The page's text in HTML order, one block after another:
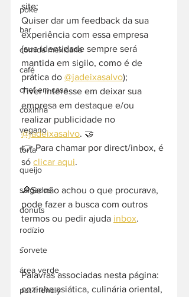
poke
bar
comida mexicana
café
chef em casa
coxinha
vegano
torta
queijo
salgados
donuts
rodízio
sorvete
área verde
pet friendly
site;
Quiser dar um feedback da sua
experiência com essa empresa
(sua identidade sempre será
mantida em sigilo, como é de
prática do @jadeixasalvo);
Tiver interesse em deixar sua
empresa em destaque e/ou
realizar publicidade no
@jadeixasalvo. 🤝
👉 Para chamar por direct/inbox, é
só clicar aqui.
🔎Se não achou o que procurava,
pode fazer a busca com outros
termos ou pedir ajuda inbox.
-
Palavras associadas nesta página:
cozinha asiática, culinária oriental,